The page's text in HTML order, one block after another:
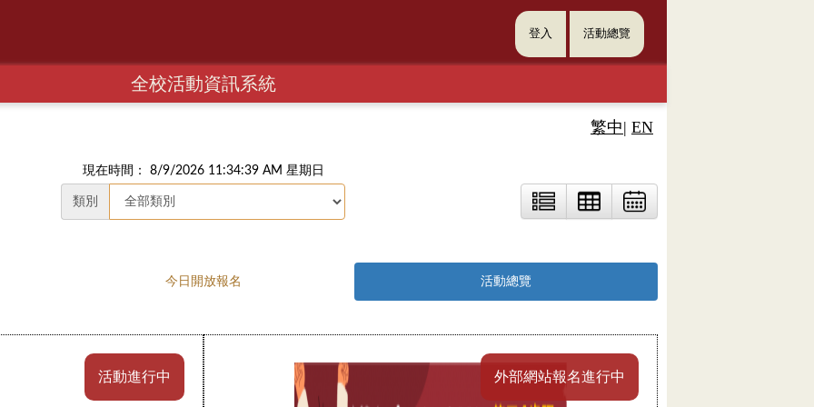
登入 活動總覽
全校活動資訊系統
繁中| EN
現在時間： 8/9/2026 11:34:40 AM 星期日
類別
今日開放報名 活動總覽
活動進行中 外部網站報名進行中